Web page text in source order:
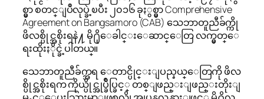
စ္မွာ စတင္ျပဳလုပ္ခဲ့ၿပီး ၂၀၁၆ ခုႏွစ္မွာ Comprehensive
Agreement on Bangsamoro (CAB) သေဘာတူညီခ်က္ကို
ဖိလစ္ပိုင္အစိုးရနဲ႔ မို႐ိုေခါင္းေဆာင္ေတြ လက္မွတ္ေ
ရးထိုးႏိုင္ခဲ့ပါတယ္။
သေဘာတူညီခ်က္အရ ေတာင္ပိုင္းျပည္နယ္ေတြကို ဖိလ
စ္ပိုင္အစိုးရက ကိုယ္ပိုင္အုပ္ခ်ဳပ္ခြင့္ တစ္ျဖည္းျဖည္းတိုးျ